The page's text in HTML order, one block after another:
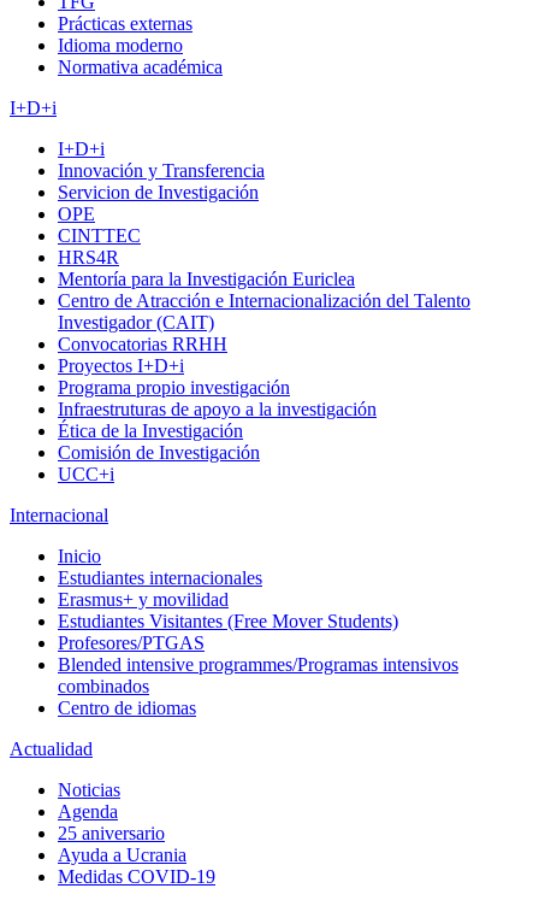
Prácticas externas
Idioma moderno
Normativa académica
I+D+i
I+D+i
Innovación y Transferencia
Servicion de Investigación
OPE
CINTTEC
HRS4R
Mentoría para la Investigación Euriclea
Centro de Atracción e Internacionalización del Talento
Investigador (CAIT)
Convocatorias RRHH
Proyectos I+D+i
Programa propio investigación
Infraestruturas de apoyo a la investigación
Ética de la Investigación
Comisión de Investigación
UCC+i
Internacional
Inicio
Estudiantes internacionales
Erasmus+ y movilidad
Estudiantes Visitantes (Free Mover Students)
Profesores/PTGAS
Blended intensive programmes/Programas intensivos
combinados
Centro de idiomas
Actualidad
Noticias
Agenda
25 aniversario
Ayuda a Ucrania
Medidas COVID-19